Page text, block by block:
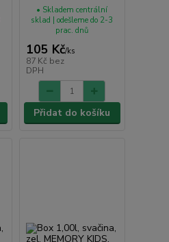
105 Kč/ks
87 Kč bez
DPH
• Skladem centrální
sklad | odešleme do 2-3
prac. dnů
Přidat do košíku